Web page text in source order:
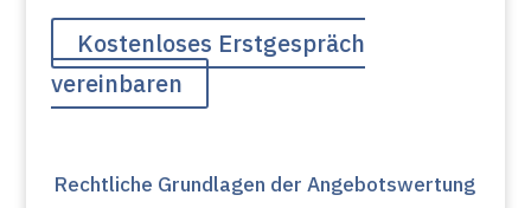
Kostenloses Erstgespräch
vereinbaren
Rechtliche Grundlagen der Angebotswertung